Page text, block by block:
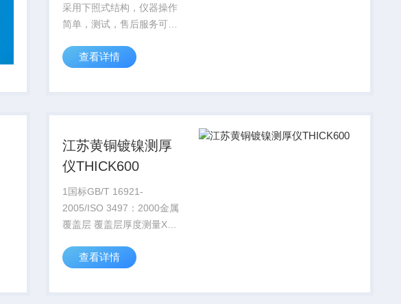
采用下照式结构，仪器操作
简单，测试，售后服务可靠
查看详情
江苏黄铜镀镍测厚
仪THICK600
1国标GB/T 16921-
2005/ISO 3497：2000金属
覆盖层 覆盖层厚度测量X射
A754/A754M-08Coating
Metall...
查看详情